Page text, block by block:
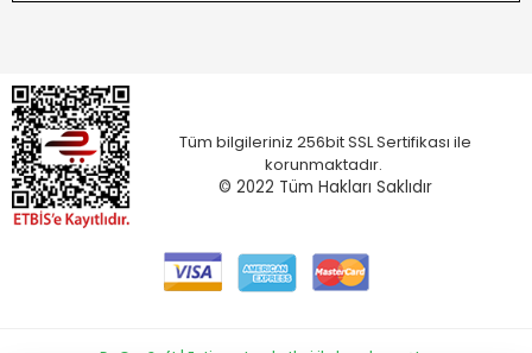
Tüm bilgileriniz 256bit SSL Sertifikası ile
korunmaktadır.
© 2022 Tüm Hakları Saklıdır